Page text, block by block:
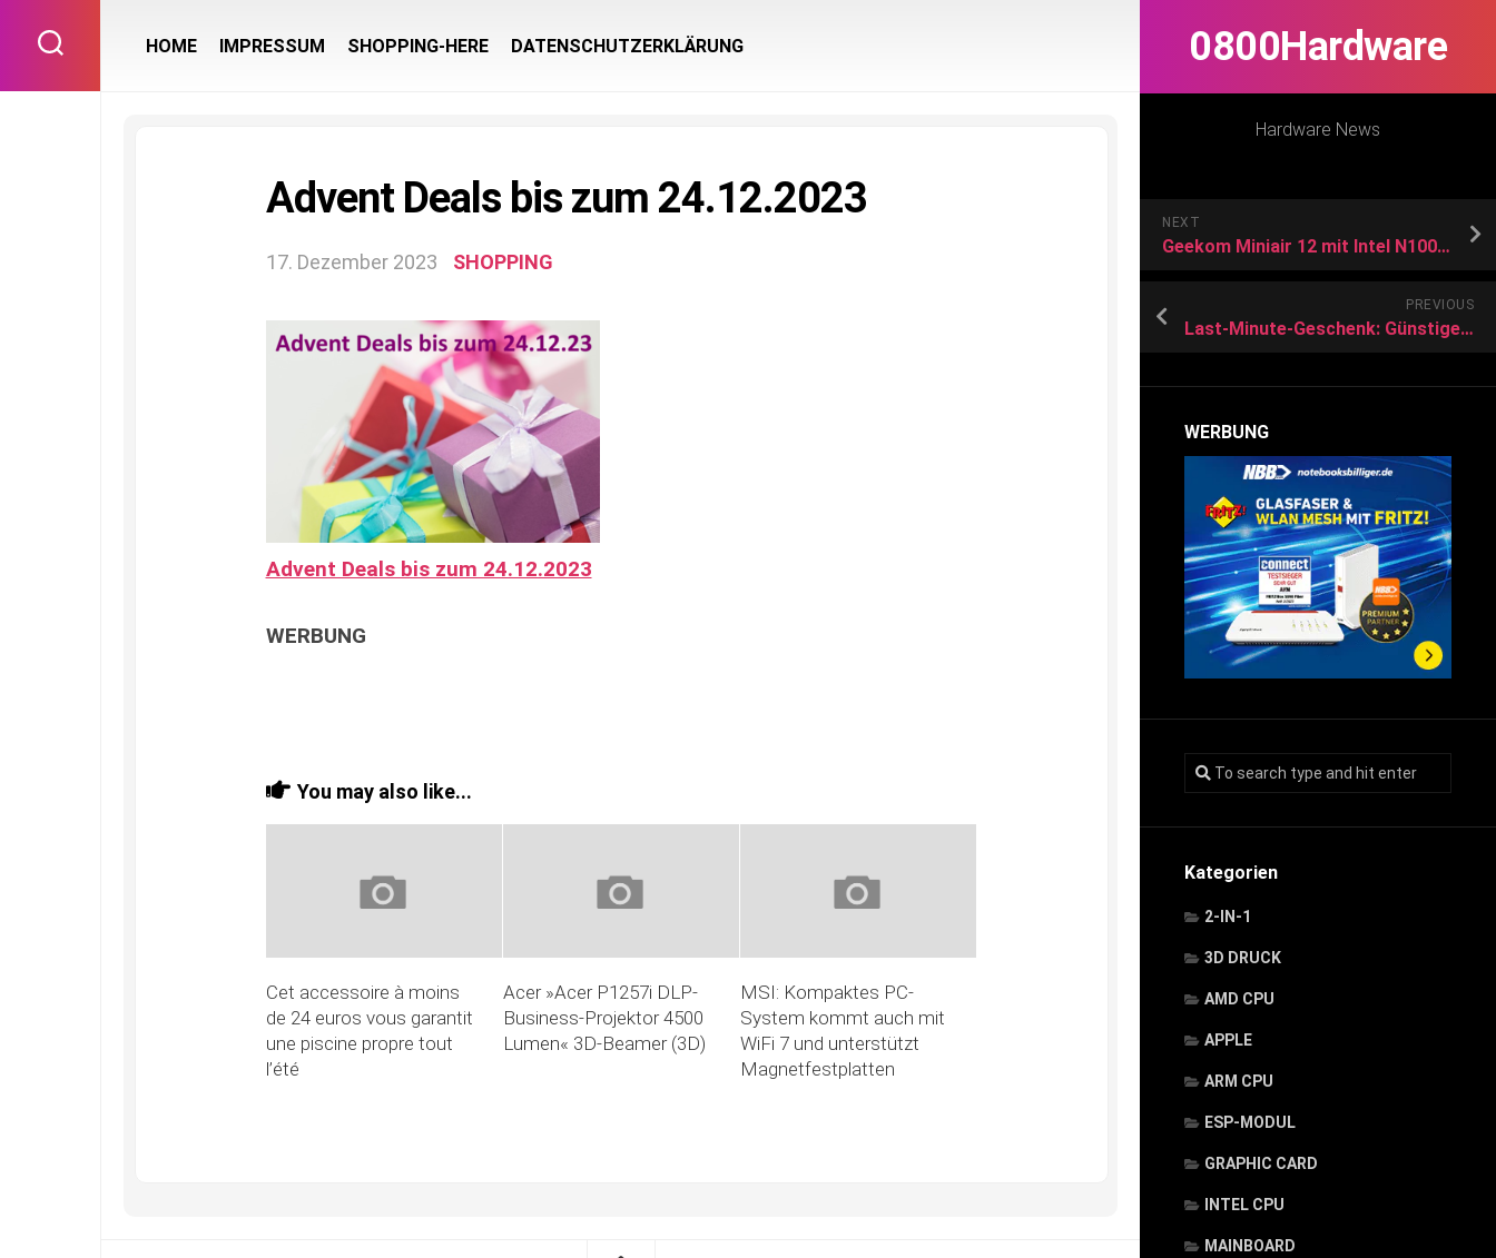
content
0800Hardware
Hardware News
NEXT
Geekom Miniair 12 mit Intel N100 im Test: Mini-PC für bis zu 3 Monitore ab 279
PREVIOUS
Last-Minute-Geschenk: Günstiges Gaming-Notebook bei Aldi
WERBUNG
Kategorien
2-IN-1
3D DRUCK
AMD CPU
APPLE
ARM CPU
ESP-MODUL
GRAPHIC CARD
INTEL CPU
MAINBOARD
HOME IMPRESSUM SHOPPING-HERE DATENSCHUTZERKLÄRUNG
Advent Deals bis zum 24.12.2023
17. Dezember 2023 SHOPPING
Advent Deals bis zum 24.12.2023
WERBUNG
You may also like...
Cet accessoire à moins
de 24 euros vous garantit
une piscine propre tout
l’été
Acer »Acer P1257i DLP-
Business-Projektor 4500
Lumen« 3D-Beamer (3D)
MSI: Kompaktes PC-
System kommt auch mit
WiFi 7 und unterstützt
Magnetfestplatten